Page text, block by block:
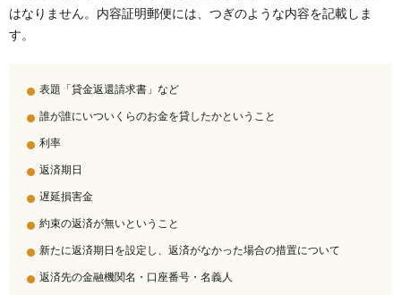
はなりません。内容証明郵便には、つぎのような内容を記載しま
す。
表題「貸金返還請求書」など
誰が誰にいついくらのお金を貸したかということ
利率
返済期日
遅延損害金
約束の返済が無いということ
新たに返済期日を設定し、返済がなかった場合の措置について
返済先の金融機関名・口座番号・名義人